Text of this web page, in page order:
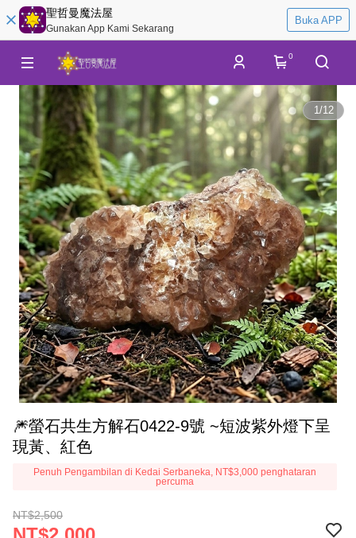
聖哲曼魔法屋
Gunakan App Kami Sekarang
Buka APP
0
1/12
🎆螢石共生方解石0422-9號 ~短波紫外燈下呈
現黃、紅色
Penuh Pengambilan di Kedai Serbaneka, NT$3,000 penghataran
percuma
NT$2,500